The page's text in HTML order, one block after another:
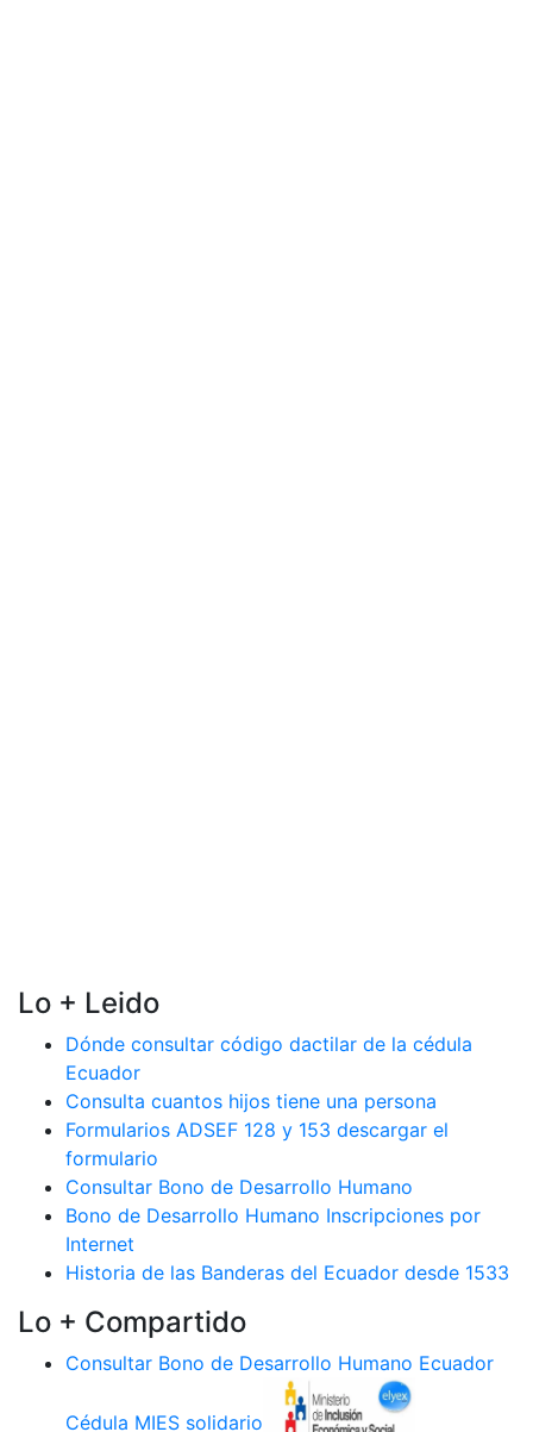
Lo + Leido
Dónde consultar código dactilar de la cédula
Ecuador
Consulta cuantos hijos tiene una persona
Formularios ADSEF 128 y 153 descargar el
formulario
Consultar Bono de Desarrollo Humano
Bono de Desarrollo Humano Inscripciones por
Internet
Historia de las Banderas del Ecuador desde 1533
Lo + Compartido
Consultar Bono de Desarrollo Humano Ecuador
Cédula MIES solidario